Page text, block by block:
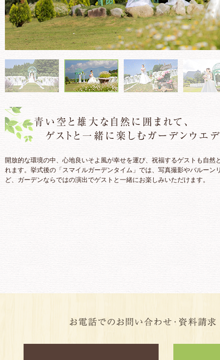
開放的な環境の中、心地良いそよ風が幸せを運び、祝福するゲストも自然
れます。挙式後の「スマイルガーデンタイム」では、写真撮影やバルーン
ど、ガーデンならではの演出でゲストと一緒にお楽しみいただけます。